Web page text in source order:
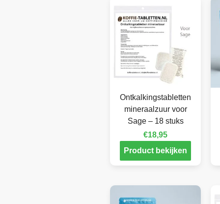
Ontkalkingstabletten
mineraalzuur voor
Sage – 18 stuks
€18,95
Product bekijken